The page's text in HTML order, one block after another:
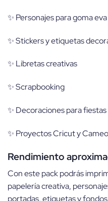
✨ Personajes para goma eva
✨ Stickers y etiquetas
✨ Libretas creativas
✨ Scrapbooking
✨ Decoraciones para
✨ Proyectos Cricut y Cameo
Rendimiento
Con este pack podrás
papelería creativa,
portadas, etiquetas y